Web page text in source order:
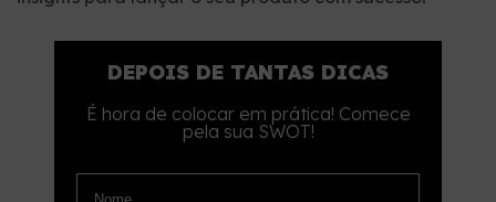
DEPOIS DE TANTAS DICAS
É hora de colocar em prática! Comece
pela sua SWOT!